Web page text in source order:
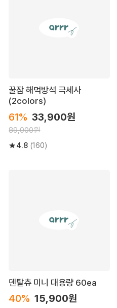
꿀잠 해먹방석 극세사
(2colors)
61% 33,900원
89,000원
4.8 (160)
덴탈츄 미니 대용량 60ea
40% 15,900원